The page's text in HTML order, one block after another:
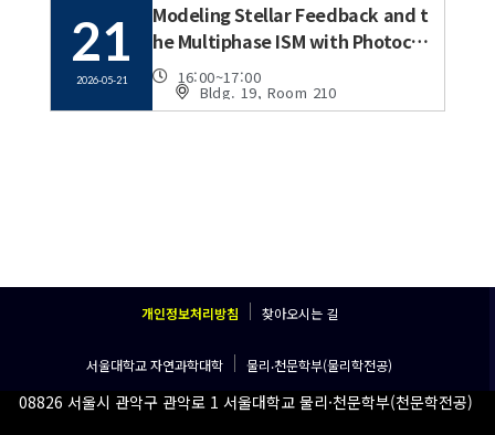
21
2026-05-21
Modeling Stellar Feedback and t
he Multiphase ISM with Photoche
mistry, Heating/Cooling, and UV
Radiative Transfer
16:00~17:00
Bldg. 19, Room 210
개인정보처리방침 찾아오시는 길
서울대학교 자연과학대학 물리‧천문학부(물리학전공)
08826 서울시 관악구 관악로 1 서울대학교 물리·천문학부(천문학전공)